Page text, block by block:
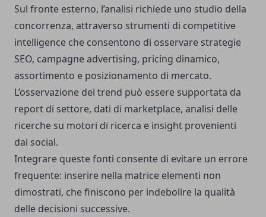
Sul fronte esterno, l’analisi richiede uno studio della
concorrenza, attraverso strumenti di competitive
intelligence che consentono di osservare strategie
SEO, campagne advertising, pricing dinamico,
assortimento e posizionamento di mercato.
L’osservazione dei trend può essere supportata da
report di settore, dati di marketplace, analisi delle
ricerche su motori di ricerca e insight provenienti
dai social.
Integrare queste fonti consente di evitare un errore
frequente: inserire nella matrice elementi non
dimostrati, che finiscono per indebolire la qualità
delle decisioni successive.